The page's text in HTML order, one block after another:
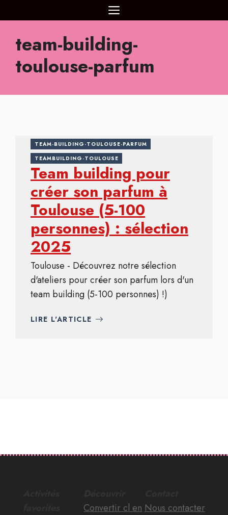
au
MENU
team-building-
toulouse-parfum
TEAM-BUILDING-TOULOUSE-PARFUM
TEAMBUILDING-TOULOUSE
Team building pour
créer son parfum à
Toulouse (5-100
personnes) : sélection
2025
Toulouse - Découvrez notre sélection
d'ateliers pour créer son parfum lors d'un
team building (5-100 personnes) !)
LIRE L'ARTICLE
Convertir cl en Nous contacter